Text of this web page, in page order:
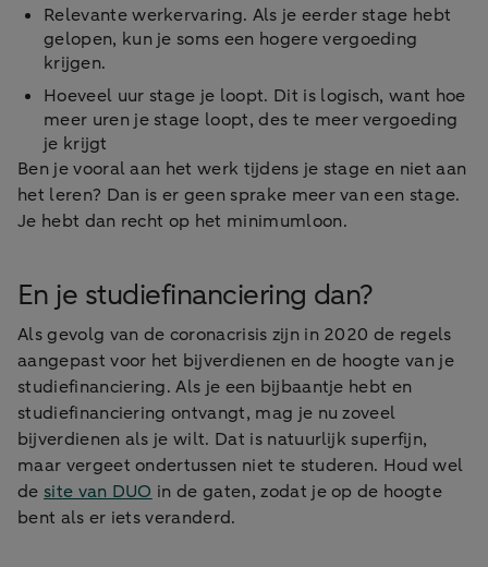
Relevante werkervaring. Als je eerder stage hebt
gelopen, kun je soms een hogere vergoeding
krijgen.
Hoeveel uur stage je loopt. Dit is logisch, want hoe
meer uren je stage loopt, des te meer vergoeding
je krijgt
Ben je vooral aan het werk tijdens je stage en niet aan
het leren? Dan is er geen sprake meer van een stage.
Je hebt dan recht op het minimumloon.
En je studiefinanciering dan?
Als gevolg van de coronacrisis zijn in 2020 de regels
aangepast voor het bijverdienen en de hoogte van je
studiefinanciering. Als je een bijbaantje hebt en
studiefinanciering ontvangt, mag je nu zoveel
bijverdienen als je wilt. Dat is natuurlijk superfijn,
maar vergeet ondertussen niet te studeren. Houd wel
de site van DUO in de gaten, zodat je op de hoogte
bent als er iets veranderd.